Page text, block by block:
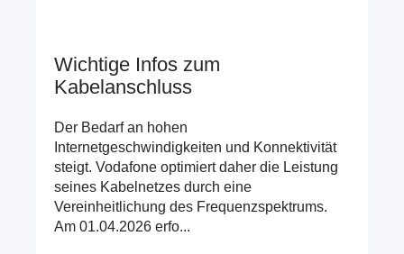
Wichtige Infos zum
Kabelanschluss
Der Bedarf an hohen
Internetgeschwindigkeiten und Konnektivität
steigt. Vodafone optimiert daher die Leistung
seines Kabelnetzes durch eine
Vereinheitlichung des Frequenzspektrums.
Am 01.04.2026 erfo...